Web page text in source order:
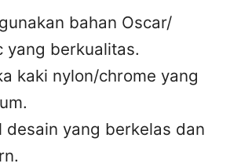
bahan Oscar/
yang berkualitas.
kaki nylon/chrome yang
desain yang berkelas dan